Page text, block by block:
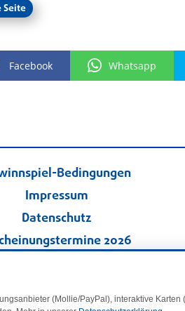
Seite
Facebook Whatsapp
Bedingungen
Impressum
Datenschutz
2026
(Mollie/PayPal), interaktive Karten